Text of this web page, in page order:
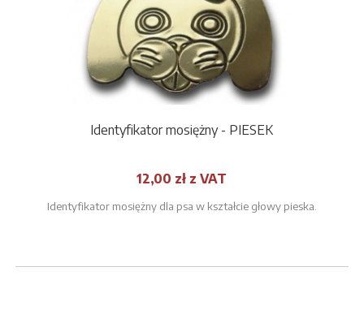
Identyfikator mosiężny - PIESEK
12,00 zł z VAT
Identyfikator mosiężny dla psa w kształcie głowy pieska.